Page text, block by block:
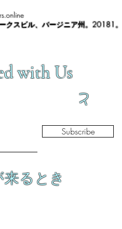
クスビル、バージニア州。20181。
with Us
と
Subscribe
るとき